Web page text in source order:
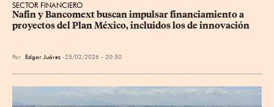
SECTOR FINANCIERO
Nafin y Bancomext buscan impulsar financiamiento a
proyectos del Plan México, incluidos los de innovación
Por Edgar Juárez 25/02/2026 - 20:50